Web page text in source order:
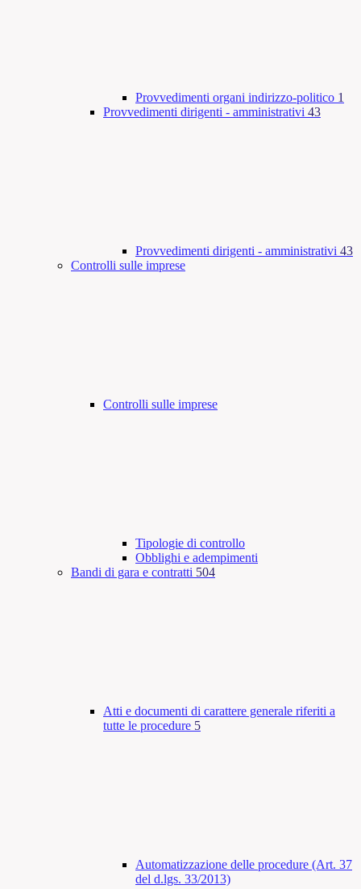
Provvedimenti organi indirizzo-politico 1
Provvedimenti dirigenti - amministrativi 43
Provvedimenti dirigenti - amministrativi 43
Controlli sulle imprese
Controlli sulle imprese
Tipologie di controllo
Obblighi e adempimenti
Bandi di gara e contratti 504
Atti e documenti di carattere generale riferiti a
tutte le procedure 5
Automatizzazione delle procedure (Art. 37
del d.lgs. 33/2013)